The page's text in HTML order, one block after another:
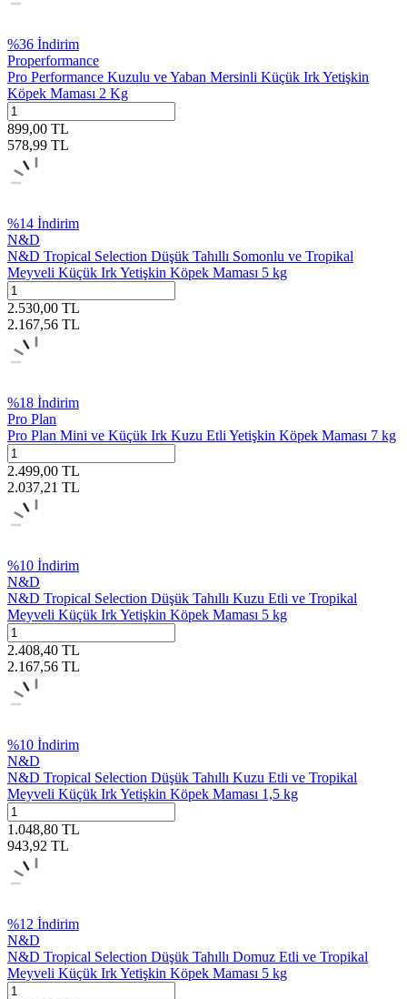
%36 İndirim
Properformance
Pro Performance Kuzulu ve Yaban Mersinli Küçük Irk Yetişkin
Köpek Maması 2 Kg
899,00 TL
578,99 TL
%14 İndirim
N&D
N&D Tropical Selection Düşük Tahıllı Somonlu ve Tropikal
Meyveli Küçük Irk Yetişkin Köpek Maması 5 kg
2.530,00 TL
2.167,56 TL
%18 İndirim
Pro Plan
Pro Plan Mini ve Küçük Irk Kuzu Etli Yetişkin Köpek Maması 7 kg
2.499,00 TL
2.037,21 TL
%10 İndirim
N&D
N&D Tropical Selection Düşük Tahıllı Kuzu Etli ve Tropikal
Meyveli Küçük Irk Yetişkin Köpek Maması 5 kg
2.408,40 TL
2.167,56 TL
%10 İndirim
N&D
N&D Tropical Selection Düşük Tahıllı Kuzu Etli ve Tropikal
Meyveli Küçük Irk Yetişkin Köpek Maması 1,5 kg
1.048,80 TL
943,92 TL
%12 İndirim
N&D
N&D Tropical Selection Düşük Tahıllı Domuz Etli ve Tropikal
Meyveli Küçük Irk Yetişkin Köpek Maması 5 kg